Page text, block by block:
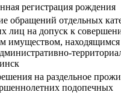
регистрация рождения
обращений отдельных
лиц на допуск к
имуществом, находящимся
на раздельное
подопечных